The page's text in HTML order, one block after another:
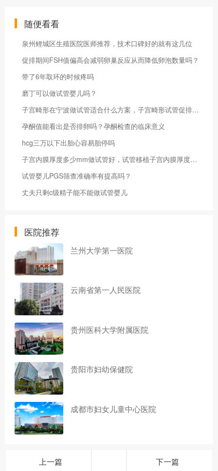
随便看看
泉州鲤城区生殖医院医师推荐，技术口碑好的就有这几位
促排期间FSH值偏高会减弱卵巢反应从而降低卵泡数量吗？
带了6年取环的时候疼吗
磨丁可以做试管婴儿吗？
子宫畸形在宁波做试管适合什么方案，子宫畸形试管促排方案详解
孕酮值能看出是否排卵吗？孕酮检查的临床意义
hcg三万以下出胎心容易胎停吗
子宫内膜厚度多少mm做试管好，试管移植子宫内膜厚度范围
试管婴儿PGS筛查准确率有提高吗？
丈夫只剩c级精子能不能做试管婴儿
医院推荐
兰州大学第一医院
云南省第一人民医院
贵州医科大学附属医院
贵阳市妇幼保健院
成都市妇女儿童中心医院
上一篇 下一篇